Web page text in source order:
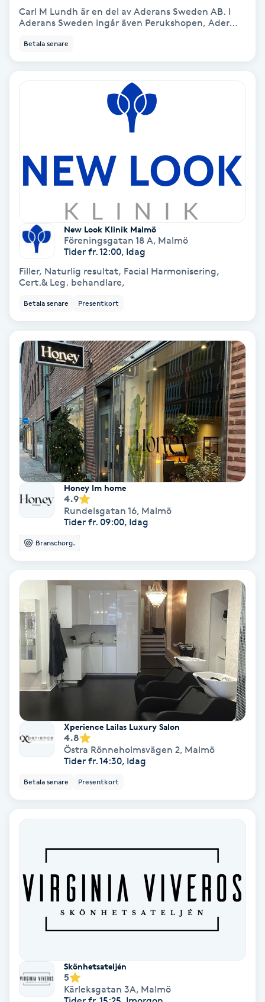
Japansk massage
Katun fransar
Keratinbehandling
Kinesiologi
Klangmassage
Klippning
Klippning & Slingor
Klippning ungdom
Koppningsmassage
Kosmetisk tatuering
Kostrådgivning
Kroppsinpackning
Kroppspeeling
Käkledsbehandling
Kärlbehandling
Laserbehandling
LPG
LPG-behandling
Luggklippning
Carl M Lundh är en del av Aderans Sweden AB. I
Aderans Sweden ingår även Perukshopen, Ader...
Betala senare
New Look Klinik Malmö
Föreningsgatan 18 A, Malmö
Tider fr. 12:00, Idag
Filler, Naturlig resultat, Facial Harmonisering,
Cert.& Leg. behandlare,
Betala senare Presentkort
Honey Im home
4.9
Rundelsgatan 16, Malmö
Tider fr. 09:00, Idag
Branschorg.
Xperience Lailas Luxury Salon
4.8
Östra Rönneholmsvägen 2, Malmö
Tider fr. 14:30, Idag
Betala senare Presentkort
Skönhetsateljén
5
Kärleksgatan 3A, Malmö